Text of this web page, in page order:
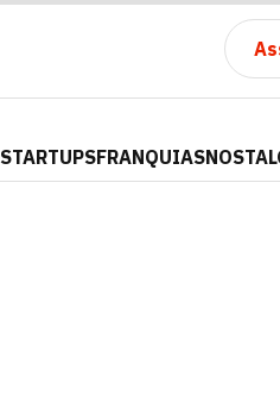
STARTUPSFRANQUIAS